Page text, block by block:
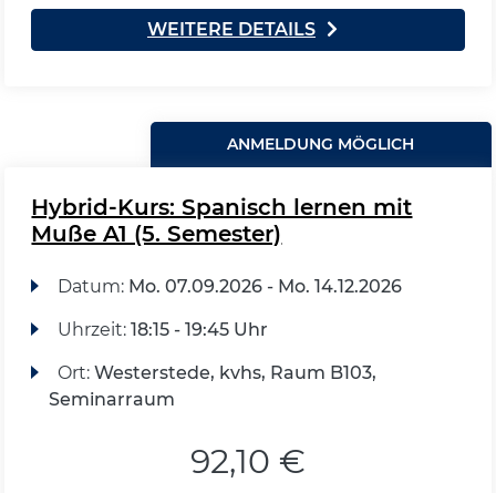
WEITERE DETAILS
ANMELDUNG MÖGLICH
Hybrid-Kurs: Spanisch lernen mit
Muße A1 (5. Semester)
Datum: Mo. 07.09.2026 - Mo. 14.12.2026
Uhrzeit: 18:15 - 19:45 Uhr
Ort: Westerstede, kvhs, Raum B103,
Seminarraum
92,10 €